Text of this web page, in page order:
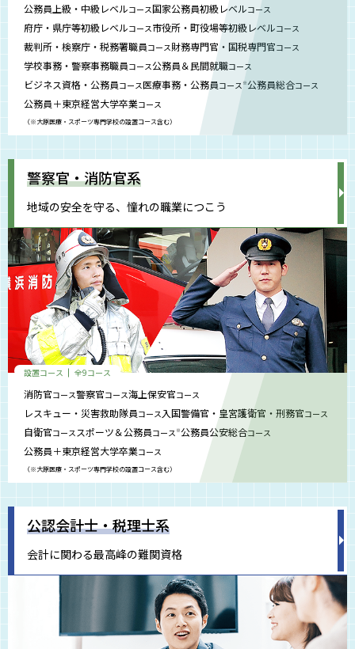
公務員上級・中級レベルコース国家公務員初級レベルコース
府庁・県庁等初級レベルコース 市役所・町役場等初級レベルコース
裁判所・検察庁・税務署職員コース 財務専門官・国税専門官コース
学校事務・警察事務職員コース公務員＆民間就職コース
ビジネス資格・公務員コース医療事務・公務員コース ※公務員総合コース
公務員＋東京経営大学卒業コース
（※大原医療・スポーツ専門学校の設置コース含む）
警察官・消防官系
地域の安全を守る、憧れの職業につこう
設置コース 全9コース
消防官コース警察官コース海上保安官コース
レスキュー・災害救助隊員コース 入国警備官・皇宮護衛官・刑務官コース
自衛官コース スポーツ＆公務員コース ※公務員公安総合コース
公務員＋東京経営大学卒業コース
（※大原医療・スポーツ専門学校の設置コース含む）
公認会計士・税理士系
会計に関わる最高峰の難関資格